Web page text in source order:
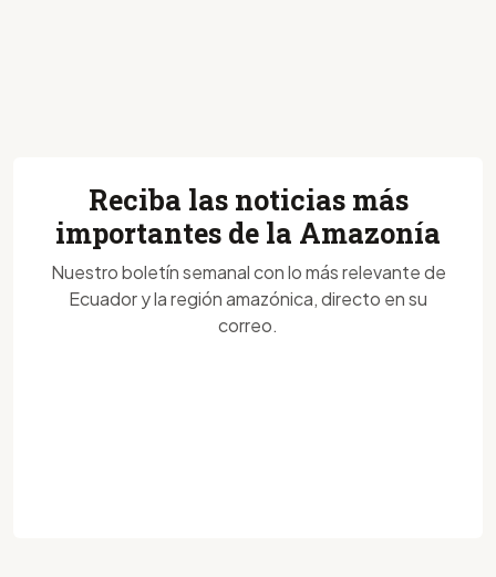
Reciba las noticias más
importantes de la Amazonía
Nuestro boletín semanal con lo más relevante de
Ecuador y la región amazónica, directo en su
correo.